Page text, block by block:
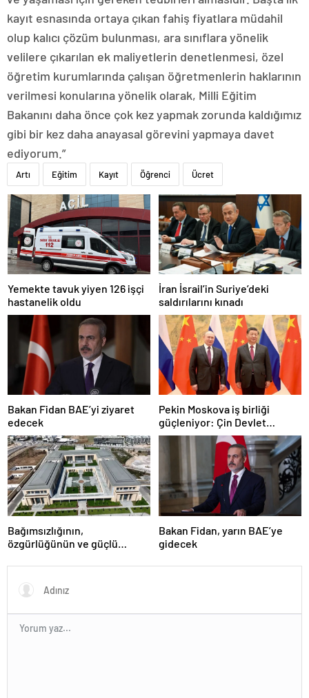
kayıt esnasında ortaya çıkan fahiş fiyatlara müdahil
olup kalıcı çözüm bulunması, ara sınıflara yönelik
velilere çıkarılan ek maliyetlerin denetlenmesi, özel
öğretim kurumlarında çalışan öğretmenlerin haklarının
verilmesi konularına yönelik olarak, Milli Eğitim
Bakanını daha önce çok kez yapmak zorunda kaldığımız
gibi bir kez daha anayasal görevini yapmaya davet
ediyorum.”
Artı Eğitim Kayıt Öğrenci Ücret
Yemekte tavuk yiyen 126 işçi
hastanelik oldu
İran İsrail’in Suriye’deki
saldırılarını kınadı
Bakan Fidan BAE’yi ziyaret
edecek
Pekin Moskova iş birliği
güçleniyor: Çin Devlet
Başkanı Zafer Günü için
Rusya’da olacak
Bağımsızlığının,
özgürlüğünün ve güçlü
Türkiye’den Yavru Vatan’a dev
eserler…
Bakan Fidan, yarın BAE’ye
gidecek